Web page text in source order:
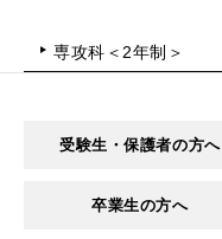
専攻科＜2年制＞
受験生・保護者の方へ
卒業生の方へ